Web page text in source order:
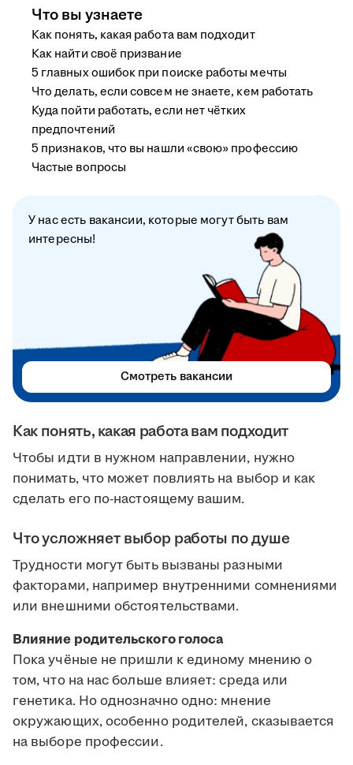
Как понять, какая работа вам подходит
Чтобы идти в нужном направлении, нужно
понимать, что может повлиять на выбор и как
сделать его по-настоящему вашим.
Что усложняет выбор работы по душе
Трудности могут быть вызваны разными
факторами, например внутренними сомнениями
или внешними обстоятельствами.
Влияние родительского голоса
Пока учёные не пришли к единому мнению о
том, что на нас больше влияет: среда или
генетика. Но однозначно одно: мнение
окружающих, особенно родителей, сказывается
на выборе профессии.
Что вы узнаете
Как понять, какая работа вам подходит
Как найти своё призвание
5 главных ошибок при поиске работы мечты
Что делать, если совсем не знаете, кем работать
Куда пойти работать, если нет чётких
предпочтений
5 признаков, что вы нашли «свою» профессию
Частые вопросы
У нас есть вакансии, которые могут быть вам
интересны!
Смотреть вакансии